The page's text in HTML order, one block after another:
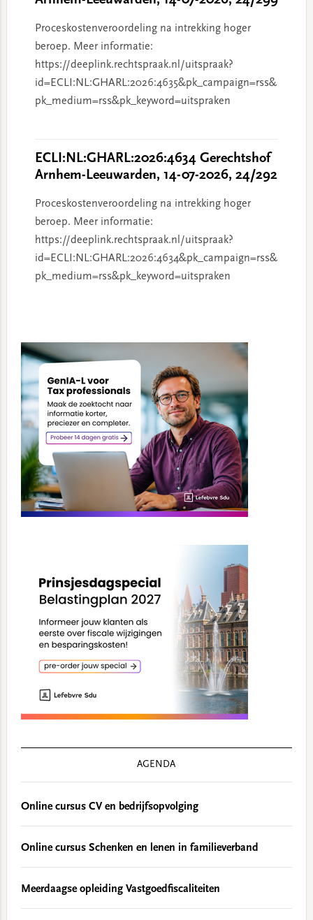
Proceskostenveroordeling na intrekking hoger
beroep. Meer informatie:
https://deeplink.rechtspraak.nl/uitspraak?
id=ECLI:NL:GHARL:2026:4635&pk_campaign=rss&
pk_medium=rss&pk_keyword=uitspraken
ECLI:NL:GHARL:2026:4634 Gerechtshof
Arnhem-Leeuwarden, 14-07-2026, 24/292
Proceskostenveroordeling na intrekking hoger
beroep. Meer informatie:
https://deeplink.rechtspraak.nl/uitspraak?
id=ECLI:NL:GHARL:2026:4634&pk_campaign=rss&
pk_medium=rss&pk_keyword=uitspraken
Sidebar
AGENDA
Online cursus CV en bedrijfsopvolging
Online cursus Schenken en lenen in familieverband
Meerdaagse opleiding Vastgoedfiscaliteiten